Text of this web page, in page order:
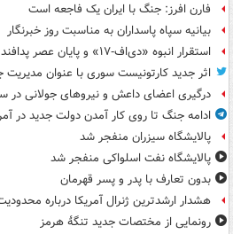
فارن افرز: جنگ با ایران یک فاجعه است
بیانیه سپاه پاسداران به مناسبت روز خبرنگار
استقرار انبوه «دی‌اف‑۱۷» و پایان عصر پدافند آمریکا +عکس
اثر جدید کارتونیست سوری با عنوان مدیریت
درگیری اعضای داعش و نیروهای جولانی در
ادامه جنگ تا روی کار آمدن دولت جدید در
پالایشگاه سیزران منفجر شد
پالایشگاه نفت اسلواکی منفجر شد
بدون تعارف با پدر و پسر قهرمان
هشدار ارشدترین ژنرال آمریکا درباره
رونمایی از مختصات جدید تنگۀ هرمز